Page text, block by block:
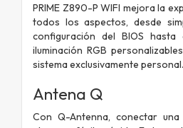
PRIME Z890-P WIFI mejora la
todos los aspectos, desde
configuración del BIOS
iluminación RGB
sistema exclusivamente personal.
Antena Q
Con Q-Antenna, conectar